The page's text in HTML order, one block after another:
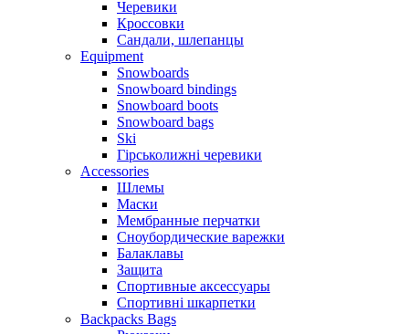
Черевики
Кроссовки
Сандали, шлепанцы
Equipment
Snowboards
Snowboard bindings
Snowboard boots
Snowboard bags
Ski
Гірськолижні черевики
Accessories
Шлемы
Маски
Мембранные перчатки
Сноубордические варежки
Балаклавы
Защита
Спортивные аксессуары
Спортивні шкарпетки
Backpacks Bags